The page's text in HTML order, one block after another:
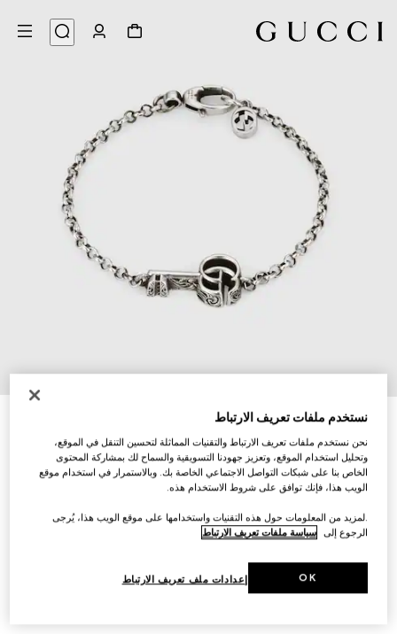
سوار GG Marmont بحلية مزيّنة بمفتاح
SAR 1,700
نستخدم ملفات تعريف الارتباط
نحن نستخدم ملفات تعريف الارتباط والتقنيات المماثلة لتحسين التنقل في الموقع،
وتحليل استخدام الموقع، وتعزيز جهودنا التسويقية والسماح لك بمشاركة المحتوى
الخاص بنا على شبكات التواصل الاجتماعي الخاصة بك. وبالاستمرار في استخدام موقع
الويب هذا، فإنك توافق على شروط الاستخدام هذه.
.لمزيد من المعلومات حول هذه التقنيات واستخدامها على موقع الويب هذا، يُرجى
الرجوع إلى سياسة ملفات تعريف الارتباط
إعدادات ملف تعريف الارتباط OK